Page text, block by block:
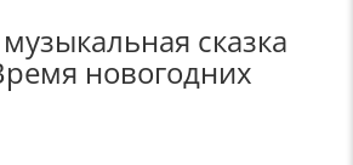
сказка
новогодних